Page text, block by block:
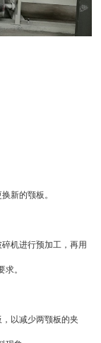
新的颚板。
机进行预加工，再用
。
以减少两颚板的夹